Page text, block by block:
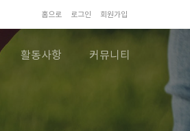
홈으로 로그인 회원가입
활동사항 커뮤니티